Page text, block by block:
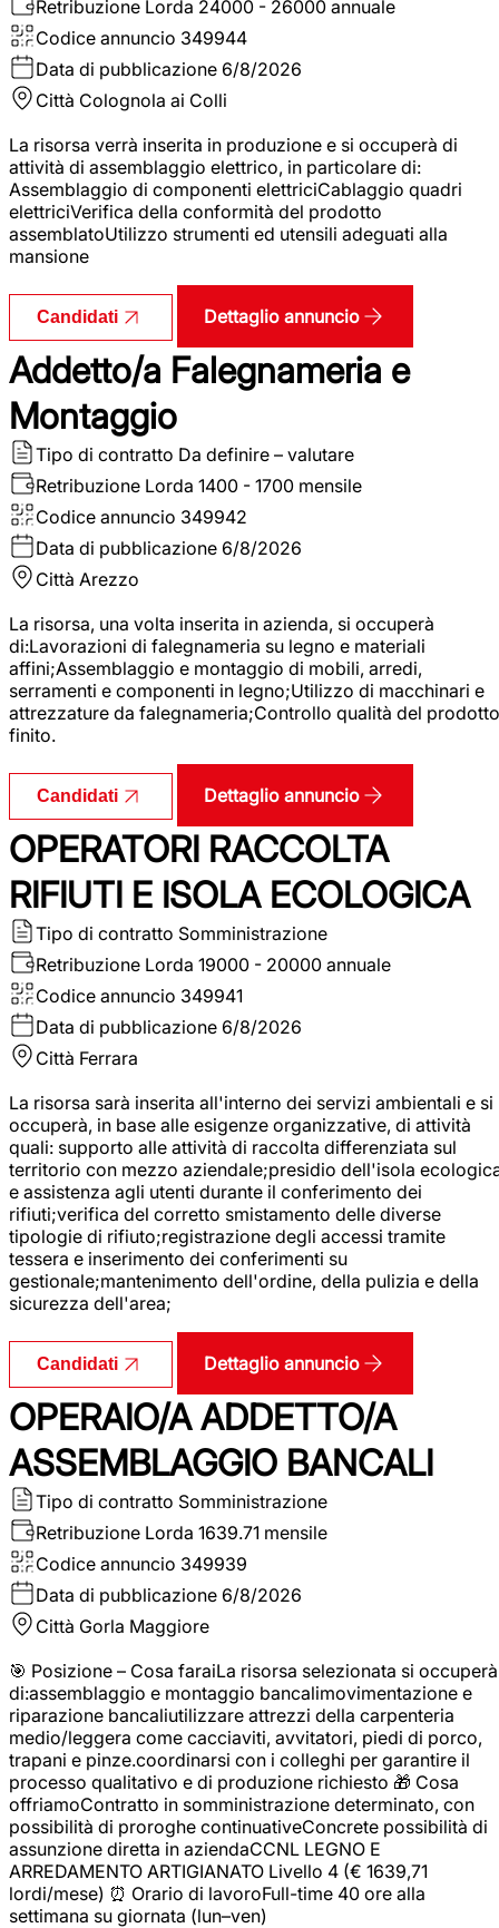
Retribuzione Lorda 24000 - 26000 annuale
Codice annuncio 349944
Data di pubblicazione 6/8/2026
Città Colognola ai Colli
La risorsa verrà inserita in produzione e si occuperà di
attività di assemblaggio elettrico, in particolare di:
Assemblaggio di componenti elettriciCablaggio quadri
elettriciVerifica della conformità del prodotto
assemblatoUtilizzo strumenti ed utensili adeguati alla
mansione
Candidati Dettaglio annuncio
Addetto/a Falegnameria e
Montaggio
Tipo di contratto Da definire – valutare
Retribuzione Lorda 1400 - 1700 mensile
Codice annuncio 349942
Data di pubblicazione 6/8/2026
Città Arezzo
La risorsa, una volta inserita in azienda, si occuperà
di:Lavorazioni di falegnameria su legno e materiali
affini;Assemblaggio e montaggio di mobili, arredi,
serramenti e componenti in legno;Utilizzo di macchinari e
attrezzature da falegnameria;Controllo qualità del prodotto
finito.
Candidati Dettaglio annuncio
OPERATORI RACCOLTA
RIFIUTI E ISOLA ECOLOGICA
Tipo di contratto Somministrazione
Retribuzione Lorda 19000 - 20000 annuale
Codice annuncio 349941
Data di pubblicazione 6/8/2026
Città Ferrara
La risorsa sarà inserita all'interno dei servizi ambientali e si
occuperà, in base alle esigenze organizzative, di attività
quali: supporto alle attività di raccolta differenziata sul
territorio con mezzo aziendale;presidio dell'isola
e assistenza agli utenti durante il conferimento dei
rifiuti;verifica del corretto smistamento delle diverse
tipologie di rifiuto;registrazione degli accessi tramite
tessera e inserimento dei conferimenti su
gestionale;mantenimento dell'ordine, della pulizia e della
sicurezza dell'area;
Candidati Dettaglio annuncio
OPERAIO/A ADDETTO/A
ASSEMBLAGGIO BANCALI
Tipo di contratto Somministrazione
Retribuzione Lorda 1639.71 mensile
Codice annuncio 349939
Data di pubblicazione 6/8/2026
Città Gorla Maggiore
🎯 Posizione – Cosa faraiLa risorsa selezionata si occuperà
di:assemblaggio e montaggio bancalimovimentazione e
riparazione bancaliutilizzare attrezzi della carpenteria
medio/leggera come cacciaviti, avvitatori, piedi di porco,
trapani e pinze.coordinarsi con i colleghi per garantire il
processo qualitativo e di produzione richiesto 🎁 Cosa
offriamoContratto in somministrazione determinato, con
possibilità di proroghe continuativeConcrete possibilità di
assunzione diretta in aziendaCCNL LEGNO E
ARREDAMENTO ARTIGIANATO Livello 4 (€ 1639,71
lordi/mese) ⏰ Orario di lavoroFull-time 40 ore alla
settimana su giornata (lun–ven)